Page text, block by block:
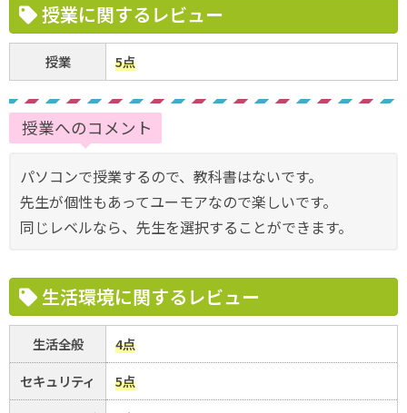
授業に関するレビュー
授業 5点
授業へのコメント
パソコンで授業するので、教科書はないです。
先生が個性もあってユーモアなので楽しいです。
同じレベルなら、先生を選択することができます。
生活環境に関するレビュー
生活全般
4点
セキュリティ
5点